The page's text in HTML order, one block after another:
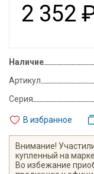
2 352
Наличие
Артикул
Серия
В избранное
Внимание!
купленный на
Во избежание